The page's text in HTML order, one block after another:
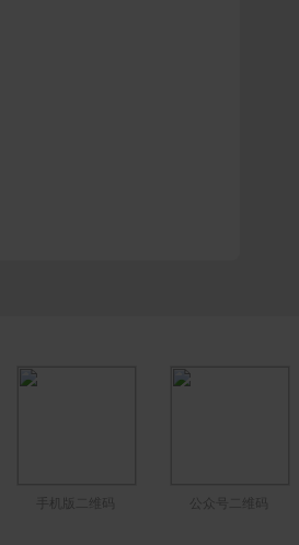
手机版二维码 公众号二维码